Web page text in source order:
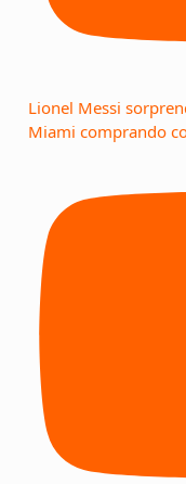
Lionel Messi
Miami comprando